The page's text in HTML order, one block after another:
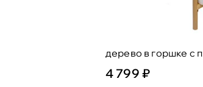
дерево в горшке с
4 799 ₽